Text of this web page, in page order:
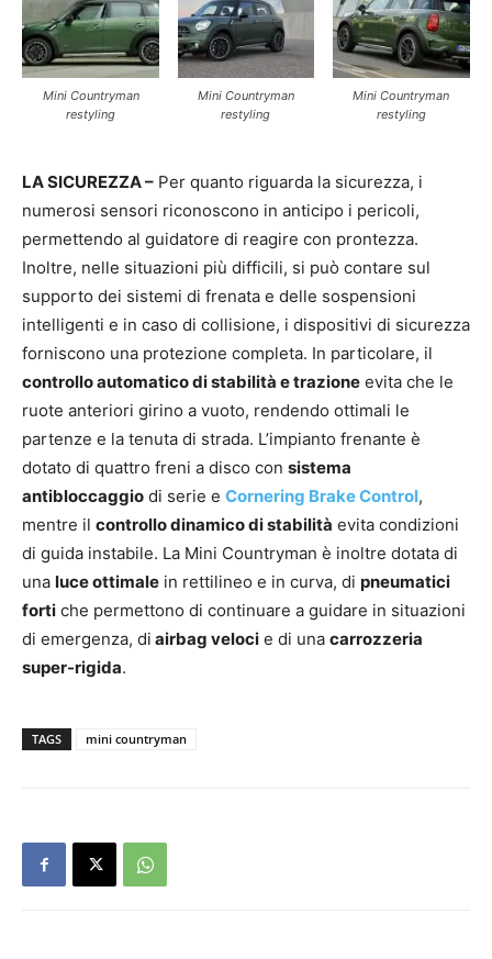
Mini Countryman
restyling
Mini Countryman
restyling
Mini Countryman
restyling
LA SICUREZZA – Per quanto riguarda la sicurezza, i
numerosi sensori riconoscono in anticipo i pericoli,
permettendo al guidatore di reagire con prontezza.
Inoltre, nelle situazioni più difficili, si può contare sul
supporto dei sistemi di frenata e delle sospensioni
intelligenti e in caso di collisione, i dispositivi di sicurezza
forniscono una protezione completa. In particolare, il
controllo automatico di stabilità e trazione evita che le
ruote anteriori girino a vuoto, rendendo ottimali le
partenze e la tenuta di strada. L’impianto frenante è
dotato di quattro freni a disco con sistema
antibloccaggio di serie e Cornering Brake Control,
mentre il controllo dinamico di stabilità evita condizioni
di guida instabile. La Mini Countryman è inoltre dotata di
una luce ottimale in rettilineo e in curva, di pneumatici
forti che permettono di continuare a guidare in situazioni
di emergenza, di airbag veloci e di una carrozzeria
super-rigida.
TAGS mini countryman